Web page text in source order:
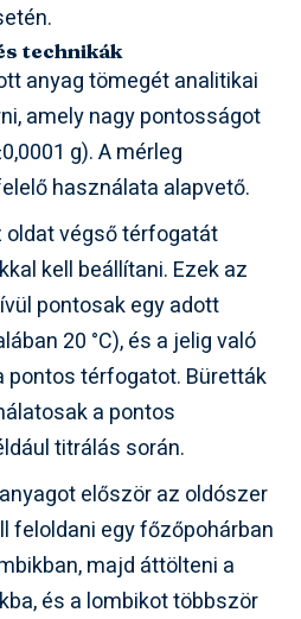
technikák
anyag tömegét analitikai
amely nagy pontosságot
g). A mérleg
használata alapvető.
oldat végső térfogatát
kell beállítani. Ezek az
pontosak egy adott
20 °C), és a jelig való
térfogatot. Büretták
a pontos
titrálás során.
először az oldószer
feloldani egy főzőpohárban
majd áttölteni a
és a lombikot többször